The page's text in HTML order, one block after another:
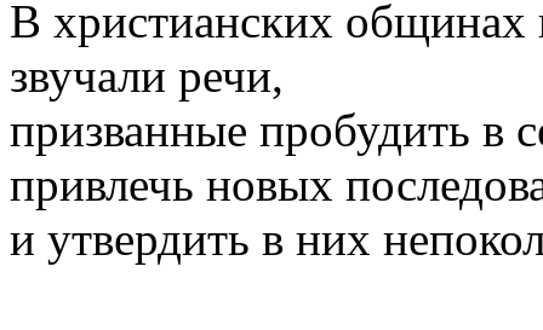
В христианских
звучали речи,
призванные пробудить в
привлечь новых
и утвердить в них